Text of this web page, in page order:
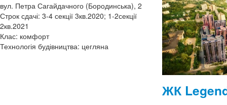
вул. Петра Сагайдачного (Бородинська), 2
Строк сдачі: 3-4 секції 3кв.2020; 1-2секції
2кв.2021
Клас: комфорт
Технологія будівництва: цегляна
ЖК